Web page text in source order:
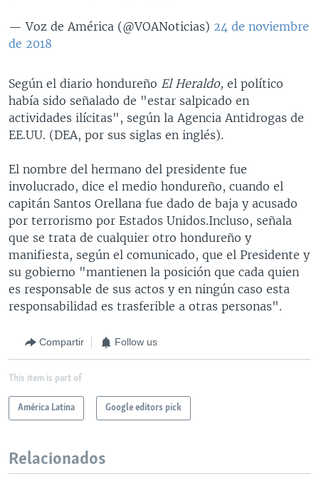
— Voz de América (@VOANoticias) 24 de noviembre
de 2018
Según el diario hondureño El Heraldo, el político
había sido señalado de "estar salpicado en
actividades ilícitas", según la Agencia Antidrogas de
EE.UU. (DEA, por sus siglas en inglés).
El nombre del hermano del presidente fue
involucrado, dice el medio hondureño, cuando el
capitán Santos Orellana fue dado de baja y acusado
por terrorismo por Estados Unidos.Incluso, señala
que se trata de cualquier otro hondureño y
manifiesta, según el comunicado, que el Presidente y
su gobierno "mantienen la posición que cada quien
es responsable de sus actos y en ningún caso esta
responsabilidad es trasferible a otras personas".
Compartir Follow us
This item is part of
América Latina Google editors pick
Relacionados